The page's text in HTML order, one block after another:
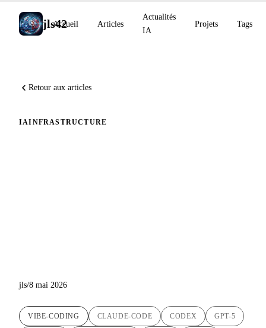
jls42
Accueil Articles
Actualités
IA
Projets Tags
Retour aux articles
IAINFRASTRUCTURE
jls/8 mai 2026
VIBE-CODING CLAUDE-CODE CODEX GPT-5